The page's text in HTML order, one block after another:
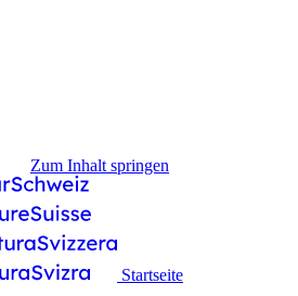
Zum Inhalt springen
Startseite